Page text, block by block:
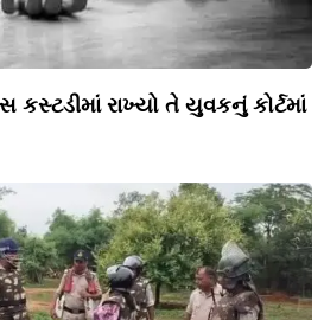
રાખ્યો તે યુવકનું કોર્ટમાં